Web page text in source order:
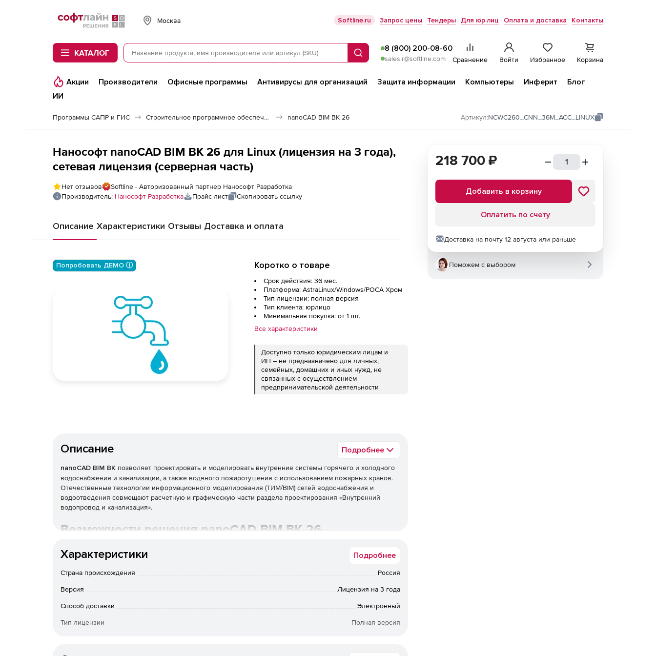
Softline
Москва Softline.ru Запрос цены Тендеры Для юр.лиц Оплата и доставка Контакты
КАТАЛОГ Поиск
8 (800) 200-08-60
sales.r@softline.com Сравнение Войти Избранное Корзина
Акции Производители Офисные программы Антивирусы для организаций Защита информации Компьютеры Инферит
Блог
ИИ
Программы САПР и ГИС Строительное программное обеспечение nanoCAD BIM ВК 26 Артикул:NCWC260_CNN_36M_ACC_LINUX
Нанософт nanoCAD BIM ВК 26 для Linux (лицензия на 3 года),
сетевая лицензия (серверная часть)
Нет отзывов
Softline - Авторизованный партнер Нанософт Разработка
Производитель: Нанософт Разработка Прайс-лист Скопировать ссылку
Описание Характеристики Отзывы Доставка и оплата
Попробовать ДЕМО ⓘ Коротко о товаре
Срок действия: 36 мес.
Платформа: AstraLinux/Windows/РОСА Хром
Тип лицензии: полная версия
Тип клиента: юрлицо
Минимальная покупка: от 1 шт.
Все характеристики
Доступно только юридическим лицам и
ИП – не предназначено для личных,
семейных, домашних и иных нужд, не
связанных с осуществлением
предпринимательской деятельности
Описание Подробнее
nanoCAD BIM ВК позволяет проектировать и моделировать внутренние системы горячего и холодного
водоснабжения и канализации, а также водяного пожаротушения с использованием пожарных кранов.
Отечественные технологии информационного моделирования (ТИМ/BIM) сетей водоснабжения и
водоотведения совмещают расчетную и графическую части раздела проектирования «Внутренний
водопровод и канализация».
Возможности решения nanoCAD BIM ВК 26
nanoCAD BIM ВК 26 устанавливается на Платформу nanoCAD 26.
​Реализовано взаимодействие с nanoCAD BIM Вентиляция: экспорт информационной модели
server.
том числе новые таблицы расходов воды и стоков санитарными приборами и норм расхода воды.
Характеристики Подробнее
Страна происхождения Россия
Версия Лицензия на 3 года
Способ доставки Электронный
Тип лицензии Полная версия
218 700 ₽
Добавить в корзину
Оплатить по счету
Доставка на почту 12 августа или раньше
Поможем с выбором